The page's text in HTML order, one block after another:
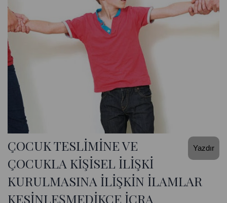
Yazdır
ÇOCUK TESLİMİNE VE
ÇOCUKLA KİŞİSEL İLİŞKİ
KURULMASINA İLİŞKİN İLAMLAR
KESİNLEŞMEDİKÇE İCRA